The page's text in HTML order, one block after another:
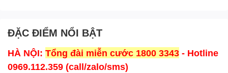
ĐẶC ĐIỂM NỔI BẬT
HÀ NỘI: Tổng đài miễn cước 1800 3343 - Hotline
0969.112.359 (call/zalo/sms)